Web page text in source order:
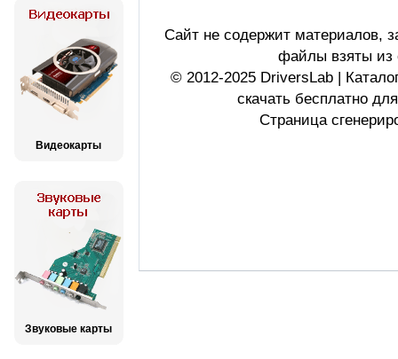
Видеокарты
Звуковые карты
Сайт не содержит материалов,
файлы взяты из
© 2012-2025 DriversLab |
скачать бесплатно
Страница